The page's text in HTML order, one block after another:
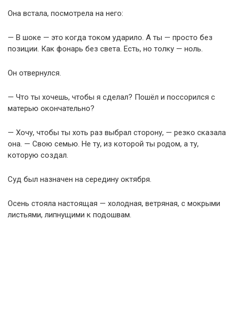
Она встала, посмотрела на него:
— В шоке — это когда током ударило. А ты — просто без
позиции. Как фонарь без света. Есть, но толку — ноль.
Он отвернулся.
— Что ты хочешь, чтобы я сделал? Пошёл и поссорился с
матерью окончательно?
— Хочу, чтобы ты хоть раз выбрал сторону, — резко сказала
она. — Свою семью. Не ту, из которой ты родом, а ту,
которую создал.
Суд был назначен на середину октября.
Осень стояла настоящая — холодная, ветряная, с мокрыми
листьями, липнущими к подошвам.